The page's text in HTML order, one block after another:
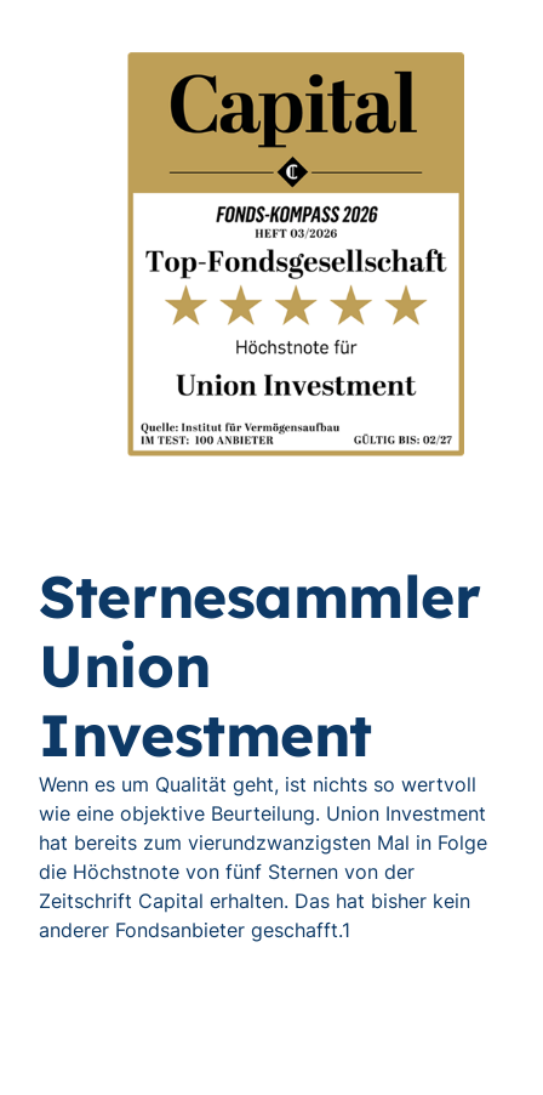
Sternesammler
Union
Investment
Wenn es um Qualität geht, ist nichts so wertvoll
wie eine objektive Beurteilung. Union Investment
hat bereits zum vierundzwanzigsten Mal in Folge
die Höchstnote von fünf Sternen von der
Zeitschrift Capital erhalten. Das hat bisher kein
anderer Fondsanbieter geschafft.1